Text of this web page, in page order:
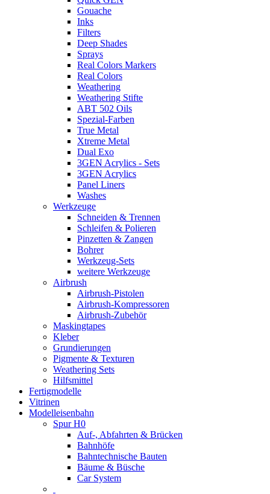
Gouache
Inks
Filters
Deep Shades
Sprays
Real Colors Markers
Real Colors
Weathering
Weathering Stifte
ABT 502 Oils
Spezial-Farben
True Metal
Xtreme Metal
Dual Exo
3GEN Acrylics - Sets
3GEN Acrylics
Panel Liners
Washes
Werkzeuge
Schneiden & Trennen
Schleifen & Polieren
Pinzetten & Zangen
Bohrer
Werkzeug-Sets
weitere Werkzeuge
Airbrush
Airbrush-Pistolen
Airbrush-Kompressoren
Airbrush-Zubehör
Maskingtapes
Kleber
Grundierungen
Pigmente & Texturen
Weathering Sets
Hilfsmittel
Fertigmodelle
Vitrinen
Modelleisenbahn
Spur H0
Auf-, Abfahrten & Brücken
Bahnhöfe
Bahntechnische Bauten
Bäume & Büsche
Car System